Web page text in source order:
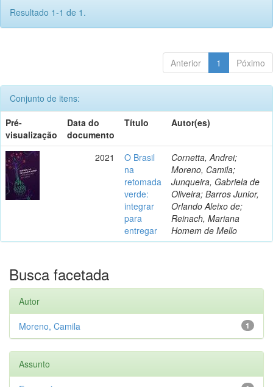
Resultado 1-1 de 1.
Anterior 1 Póximo
Conjunto de itens:
Pré-
visualização
Data do
documento
Título Autor(es)
2021
O Brasil
na
retomada
verde:
integrar
para
entregar
Cornetta, Andrei;
Moreno, Camila;
Junqueira, Gabriela de
Oliveira; Barros Junior,
Orlando Aleixo de;
Reinach, Mariana
Homem de Mello
Busca facetada
Autor
1
Moreno, Camila
Assunto